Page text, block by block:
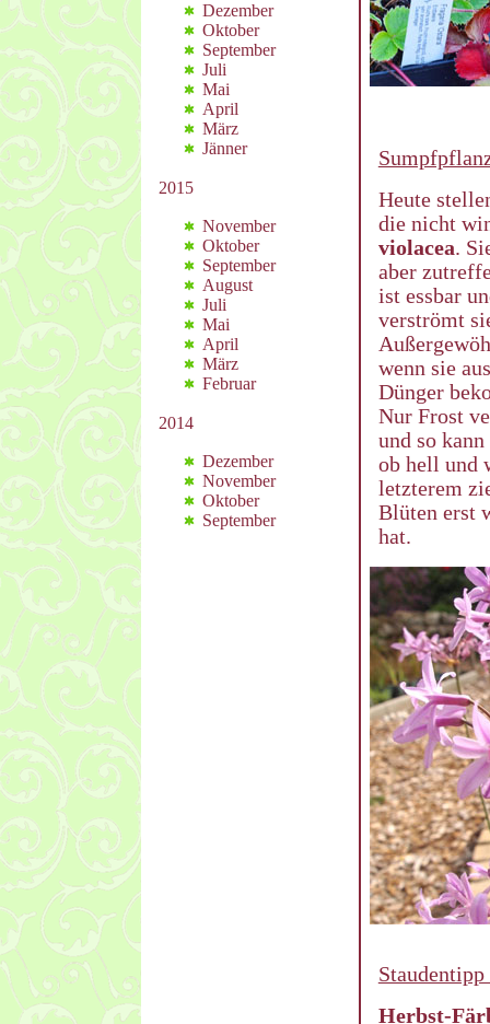
Dezember
Oktober
September
Juli
Mai
April
März
Jänner
2015
November
Oktober
September
August
Juli
Mai
April
März
Februar
2014
Dezember
November
Oktober
September
Heute
die nicht
violacea.
aber
ist essbar
verströmt
wenn sie
Dünger
Nur Frost
und so
ob hell und
letzterem
Blüten erst
hat.
Herbst-